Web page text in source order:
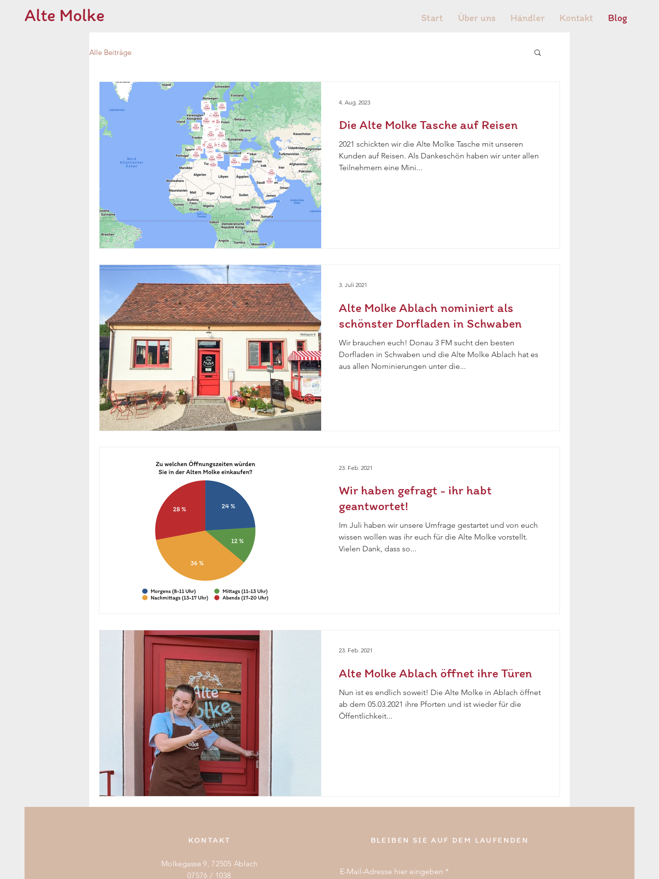
Alte Molke Start Über uns Händler Kontakt Blog
Alle Beiträge
Die Alte Molke Tasche auf Reisen
2021 schickten wir die Alte Molke Tasche mit unseren
Kunden auf Reisen. Als Dankeschön haben wir unter allen
Teilnehmern eine Mini...
4. Aug. 2023
Alte Molke Ablach nominiert als
schönster Dorfladen in Schwaben
Wir brauchen euch! Donau 3 FM sucht den besten
Dorfladen in Schwaben und die Alte Molke Ablach hat es
aus allen Nominierungen unter die...
3. Juli 2021
Wir haben gefragt - ihr habt
geantwortet!
Im Juli haben wir unsere Umfrage gestartet und von euch
wissen wollen was ihr euch für die Alte Molke vorstellt.
Vielen Dank, dass so...
23. Feb. 2021
Alte Molke Ablach öffnet ihre Türen
Nun ist es endlich soweit! Die Alte Molke in Ablach öffnet
ab dem 05.03.2021 ihre Pforten und ist wieder für die
Öffentlichkeit...
23. Feb. 2021
KONTAKT
Molkegasse 9, 72505 Ablach
07576 / 1038
BLEIBEN SIE AUF DEM LAUFENDEN
E-Mail-Adresse hier eingeben